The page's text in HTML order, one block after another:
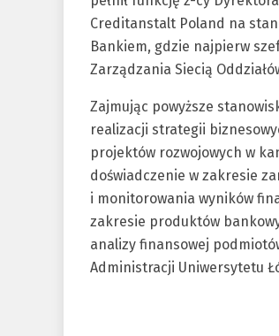
Creditanstalt Poland na
Bankiem, gdzie najpierw
Zarządzania Siecią
Zajmując powyższe
realizacji strategii
projektów rozwojowych w
doświadczenie w zakresie
i monitorowania wyników
zakresie produktów
analizy finansowej
Administracji Uniwersytetu